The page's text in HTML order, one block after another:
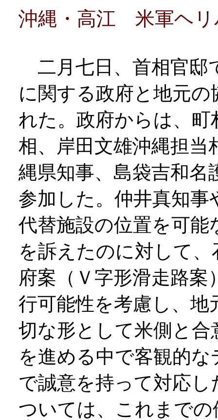
沖縄・高江 米軍ヘリ
二月七日、首相官邸
に関する政府と地元
れた。政府からは、
相、岸田文雄沖縄担当
縄県知事、島袋吉和名
参加した。仲井真知事
代替施設の位置を可
を訴えたのに対して
府案（Ｖ字形滑走路案
行可能性を考慮し、
切な形として米側と
を進める中で客観的
で誠意を持って対応
ついては、これまで